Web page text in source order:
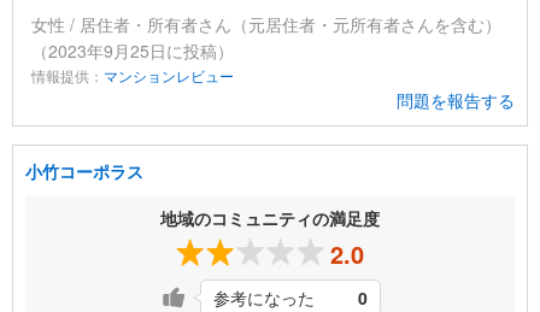
女性 / 居住者・所有者さん（元居住者・元所有者さんを含む）
（2023年9月25日に投稿）
情報提供： マンションレビュー
問題を報告する
小竹コーポラス
地域のコミュニティの満足度
2.0
参考になった 0